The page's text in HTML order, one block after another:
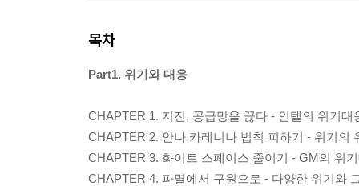
목차
Part1. 위기와 대응
CHAPTER 1. 지진, 공급망을 끊다 - 인텔의 위기대
CHAPTER 2. 안나 카레니나 법칙 피하기 - 위기의
CHAPTER 3. 화이트 스페이스 줄이기 - GM의 위
CHAPTER 4. 파멸에서 구원으로 - 다양한 위기와